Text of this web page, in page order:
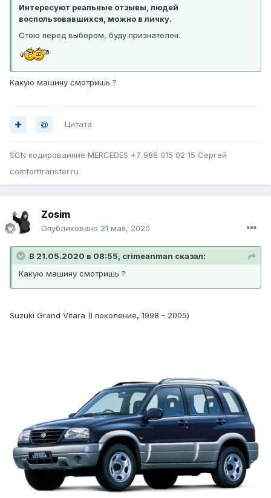
Интересуют реальные отзывы, людей
воспользовавшихся, можно в личку.
Стою перед выбором, буду признателен.
Какую машину смотришь ?
Цитата
SCN кодироваиние MERCEDES +7 988 015 02 15 Сергей
comforttransfer.ru
Zosim
Опубликовано 21 мая, 2020
В 21.05.2020 в 08:55, crimeanman сказал:
Какую машину смотришь ?
Suzuki Grand Vitara (I поколение, 1998 - 2005)